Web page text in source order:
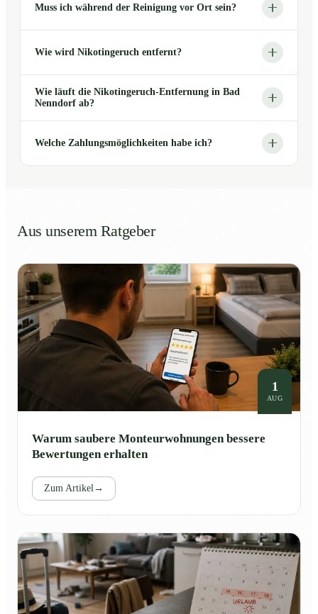
Muss ich während der Reinigung vor Ort sein?
Wie wird Nikotingeruch entfernt?
Wie läuft die Nikotingeruch-Entfernung in Bad
Nenndorf ab?
Welche Zahlungsmöglichkeiten habe ich?
Aus unserem Ratgeber
1
AUG
Warum saubere Monteurwohnungen bessere
Bewertungen erhalten
Zum Artikel →